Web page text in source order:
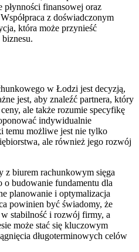
finansowej oraz
z doświadczonym
która może przynieść
w Łodzi jest decyzją,
jest, aby znaleźć partnera, który
ale także rozumie specyfikę
indywidualnie
temu możliwe jest nie tylko
ale również jego rozwój
z biurem rachunkowym sięga
o budowanie fundamentu dla
planowanie i optymalizacja
powinien być świadomy, że
stabilność i rozwój firmy, a
może stać się kluczowym
długoterminowych celów